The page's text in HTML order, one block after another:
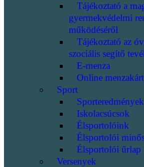
Tájékoztató a
gyermekvédelmi
működéséről
Tájékoztató az
szociális segítő
E-menza
Online
Sport
Sporteredmények
Iskolacsúcsok
Élsportolóink
Élsportolói
Élsportolói űrlap
Versenyek